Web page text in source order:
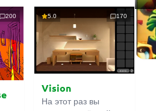
200 5.0 170
Vision
На этот раз вы